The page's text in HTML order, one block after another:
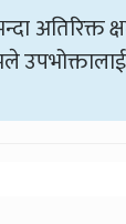
अतिरिक्त